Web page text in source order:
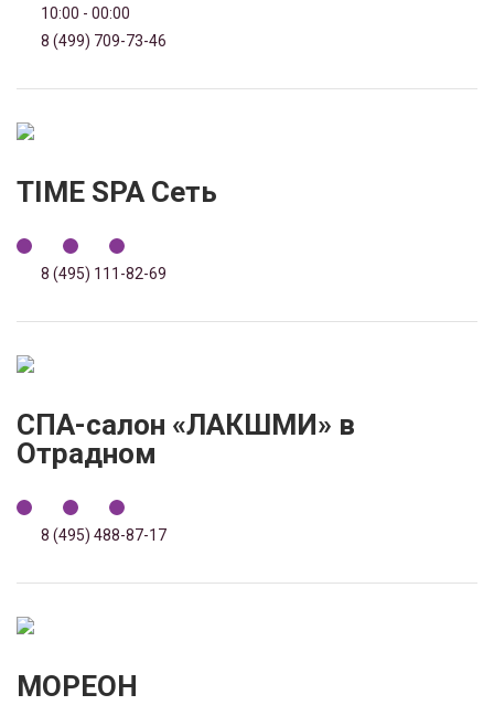
10:00 - 00:00
8 (499) 709-73-46
TIME SPA Сеть
8 (495) 111-82-69
СПА-салон «ЛАКШМИ» в
Отрадном
8 (495) 488-87-17
МОРЕОН